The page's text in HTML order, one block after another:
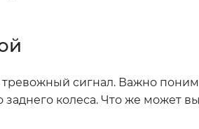
сигнал. Важно
колеса. Что же может